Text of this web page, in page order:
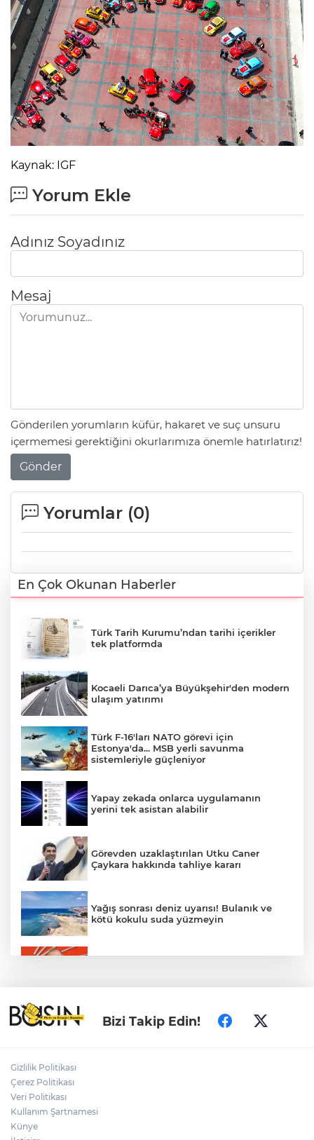
Kaynak: IGF
Yorum Ekle
Adınız Soyadınız
Mesaj
Gönderilen yorumların küfür, hakaret ve suç unsuru
içermemesi gerektiğini okurlarımıza önemle hatırlatırız!
Gönder
Yorumlar (0)
En Çok Okunan Haberler
Türk Tarih Kurumu’ndan tarihi içerikler
tek platformda
Kocaeli Darıca’ya Büyükşehir'den modern
ulaşım yatırımı
Türk F-16'ları NATO görevi için
Estonya'da... MSB yerli savunma
sistemleriyle güçleniyor
Yapay zekada onlarca uygulamanın
yerini tek asistan alabilir
Görevden uzaklaştırılan Utku Caner
Çaykara hakkında tahliye kararı
Yağış sonrası deniz uyarısı! Bulanık ve
kötü kokulu suda yüzmeyin
Fındık alım fiyatları açıklandı... Alımlar 24
Ağustos'ta başlıyor
Bizi Takip Edin!
Gizlilik Politikası
Çerez Politikası
Veri Politikası
Kullanım Şartnamesi
Künye